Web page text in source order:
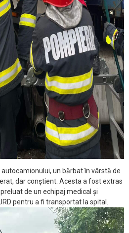
un bărbat în vârstă de
dar conștient. Acesta a fost extras
de un echipaj medical și
pentru a fi transportat la spital.